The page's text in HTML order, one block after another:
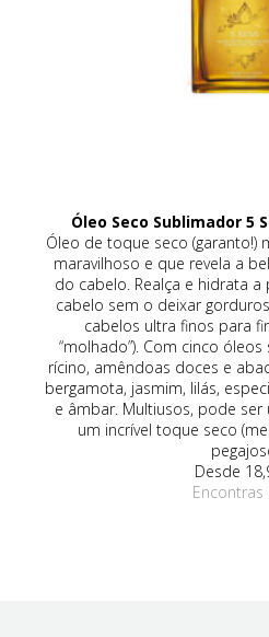
Óleo Seco Sublimador 5
Óleo de toque seco (garanto!)
maravilhoso e que revela a
do cabelo. Realça e hidrata
cabelo sem o deixar
cabelos ultra finos para
“molhado”). Com cinco
rícino, amêndoas doces e
bergamota, jasmim, lilás,
e âmbar. Multiusos, pode
um incrível toque seco
Desde
Encontras